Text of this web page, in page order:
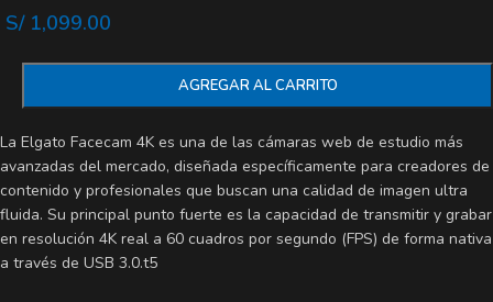
S/1,099.00
AGREGAR AL CARRITO
La Elgato Facecam 4K es una de las cámaras web de estudio más
avanzadas del mercado, diseñada específicamente para creadores de
contenido y profesionales que buscan una calidad de imagen ultra
fluida. Su principal punto fuerte es la capacidad de transmitir y grabar
en resolución 4K real a 60 cuadros por segundo (FPS) de forma nativa
a través de USB 3.0.t5